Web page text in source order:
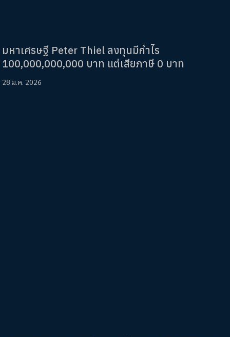
มหาเศรษฐี Peter Thiel ลงทุนมีกำไร
100,000,000,000 บาท แต่เสียภาษี 0 บาท
28 ม.ค. 2026